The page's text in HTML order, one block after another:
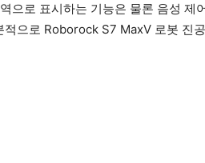
으로 표시하는 기능은 물론 음성 제
으로 Roborock S7 MaxV 로봇 진